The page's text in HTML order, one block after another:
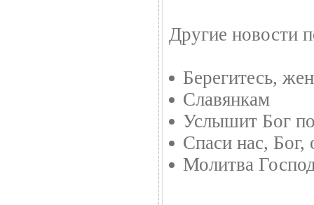
Другие новости
Берегитесь,
Славянкам
Услышит Бог
Спаси нас,
Молитва